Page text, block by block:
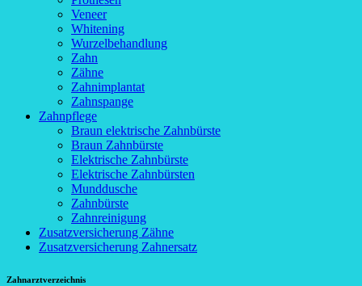
Veneer
Whitening
Wurzelbehandlung
Zahn
Zähne
Zahnimplantat
Zahnspange
Zahnpflege
Braun elektrische Zahnbürste
Braun Zahnbürste
Elektrische Zahnbürste
Elektrische Zahnbürsten
Munddusche
Zahnbürste
Zahnreinigung
Zusatzversicherung Zähne
Zusatzversicherung Zahnersatz
Zahnarztverzeichnis